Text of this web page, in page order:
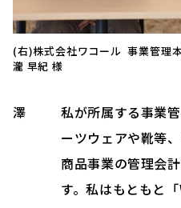
(右)株式会社ワコール 事業管理
瀧 早紀 様
澤
私が所属する事業
ーツウェアや靴等
商品事業の管理会
す。私はもともと